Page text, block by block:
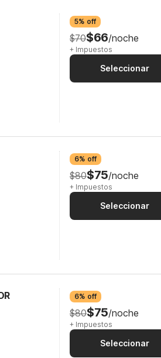
5% off
$70$66/noche
+ Impuestos
Seleccionar
6% off
$80$75/noche
+ Impuestos
Seleccionar
6% off
$80$75/noche
+ Impuestos
Seleccionar